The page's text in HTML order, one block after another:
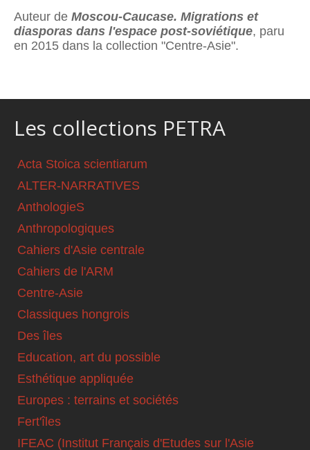
Auteur de Moscou-Caucase. Migrations et
diasporas dans l'espace post-soviétique, paru
en 2015 dans la collection "Centre-Asie".
Les collections PETRA
Acta Stoica scientiarum
ALTER-NARRATIVES
AnthologieS
Anthropologiques
Cahiers d'Asie centrale
Cahiers de l'ARM
Centre-Asie
Classiques hongrois
Des îles
Education, art du possible
Esthétique appliquée
Europes : terrains et sociétés
Fert'îles
IFEAC (Institut Français d'Etudes sur l'Asie